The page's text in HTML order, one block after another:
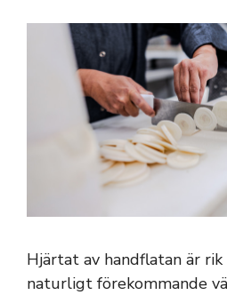
Hjärtat av handflatan är
naturligt förekommande